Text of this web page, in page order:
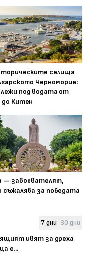
селища
Черноморие:
лежи под водата от
до Китен
— завоевателят,
съжалява за победата
7 дни 30 дни
цвят за дреха
е...